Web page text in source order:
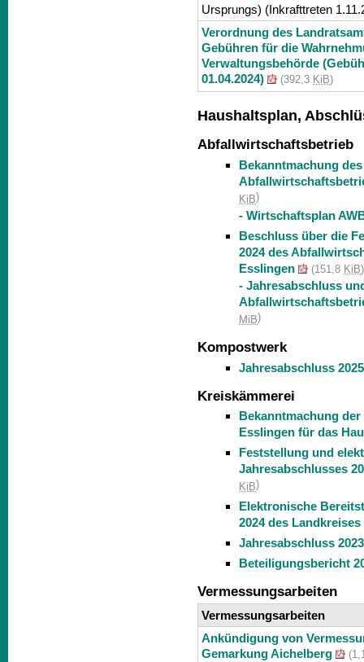
Ursprungs) (Inkrafttreten
Verordnung des
Gebühren für die
Verwaltungsbehörde
01.04.2024)
(392,3 KiB)
Haushaltsplan,
Abfallwirtschaftsbetrieb
Bekanntmachung
KiB)
- Wirtschaftsplan
Beschluss über die
2024 des
Esslingen
(151,8 KiB)
- Jahresabschluss
MiB)
Kompostwerk
Jahresabschluss 2025
Kreiskämmerei
Bekanntmachung
Esslingen für das
Feststellung und
Jahresabschlusses
KiB)
Elektronische
2024 des
Jahresabschluss
Beteiligungsbericht
Vermessungsarbeiten
Vermessungsarbeiten
Ankündigung von
Gemarkung Aichelberg